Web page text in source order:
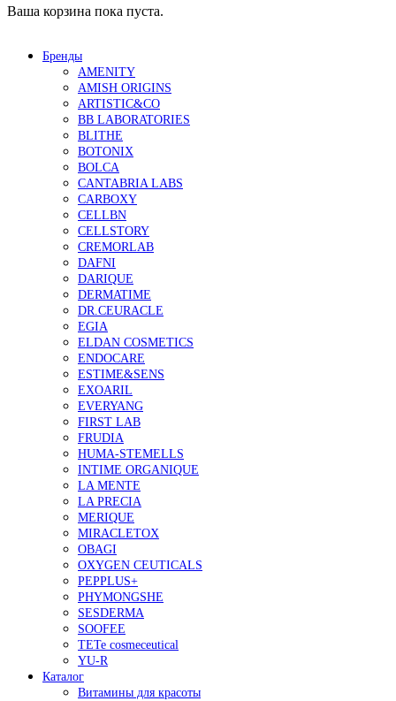
Ваша корзина пока пуста.
Бренды
AMENITY
AMISH ORIGINS
ARTISTIC&CO
BB LABORATORIES
BLITHE
BOTONIX
BOLCA
CANTABRIA LABS
CARBOXY
CELLBN
CELLSTORY
CREMORLAB
DAFNI
DARIQUE
DERMATIME
DR.CEURACLE
EGIA
ELDAN COSMETICS
ENDOCARE
ESTIME&SENS
EXOARIL
EVERYANG
FIRST LAB
FRUDIA
HUMA-STEMELLS
INTIME ORGANIQUE
LA MENTE
LA PRECIA
MERIQUE
MIRACLETOX
OBAGI
OXYGEN CEUTICALS
PEPPLUS+
PHYMONGSHE
SESDERMA
SOOFEE
TETe cosmeceutical
YU-R
Каталог
Витамины для красоты